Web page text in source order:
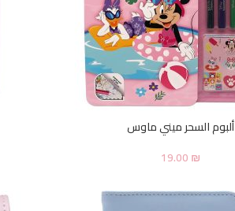
ألبوم السحر ميني ماوس
19.00₪